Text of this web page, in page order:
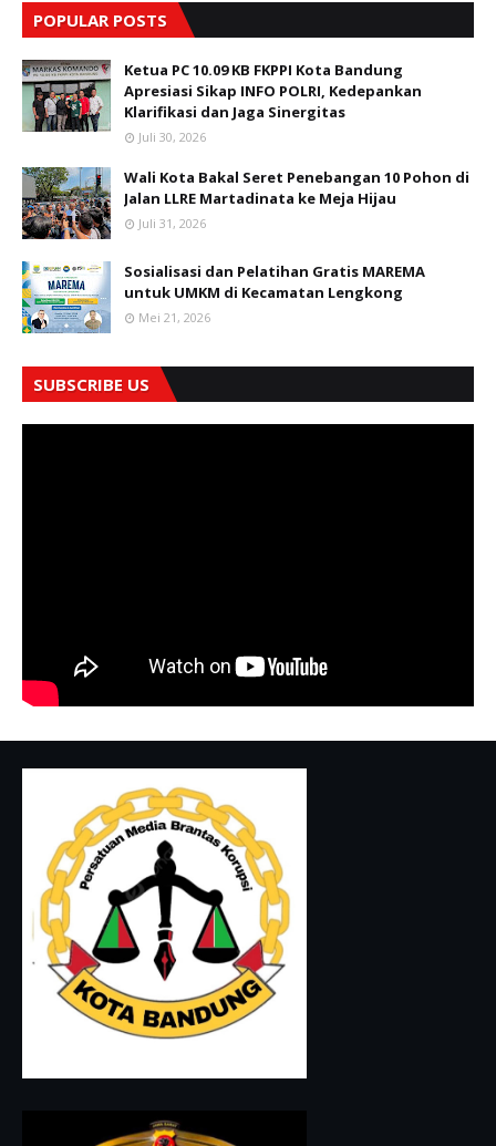
POPULAR POSTS
Ketua PC 10.09 KB FKPPI Kota Bandung
Apresiasi Sikap INFO POLRI, Kedepankan
Klarifikasi dan Jaga Sinergitas
Juli 30, 2026
Wali Kota Bakal Seret Penebangan 10 Pohon di
Jalan LLRE Martadinata ke Meja Hijau
Juli 31, 2026
Sosialisasi dan Pelatihan Gratis MAREMA
untuk UMKM di Kecamatan Lengkong
Mei 21, 2026
SUBSCRIBE US